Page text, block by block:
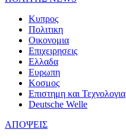
Κυπρος
Πολιτικη
Οικονομια
Επιχειρησεις
Ελλαδα
Ευρωπη
Κοσμος
Επιστημη και Τεχνολογια
Deutsche Welle
ΑΠΟΨΕΙΣ